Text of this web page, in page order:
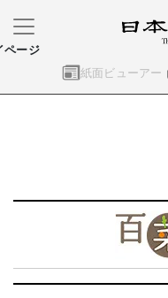
紙面ビューアー
ページ